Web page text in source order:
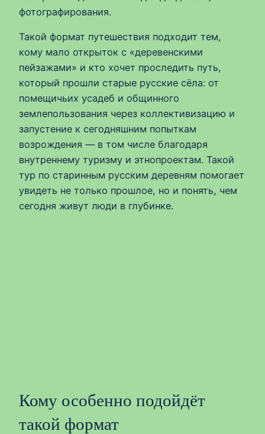
фотографирования.
Такой формат путешествия подходит тем,
кому мало открыток с «деревенскими
пейзажами» и кто хочет проследить путь,
который прошли старые русские сёла: от
помещичьих усадеб и общинного
землепользования через коллективизацию и
запустение к сегодняшним попыткам
возрождения — в том числе благодаря
внутреннему туризму и этнопроектам. Такой
тур по старинным русским деревням помогает
увидеть не только прошлое, но и понять, чем
сегодня живут люди в глубинке.
Кому особенно подойдёт
такой формат